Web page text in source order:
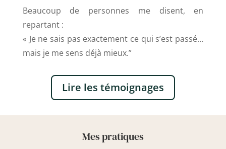
Beaucoup de personnes me disent, en
repartant :
« Je ne sais pas exactement ce qui s’est passé…
mais je me sens déjà mieux.”
Lire les témoignages
Mes pratiques